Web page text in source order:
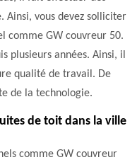
Ainsi, vous devez solliciter
comme GW couvreur 50.
plusieurs années. Ainsi, il
qualité de travail. De
de la technologie.
de toit dans la ville
comme GW couvreur